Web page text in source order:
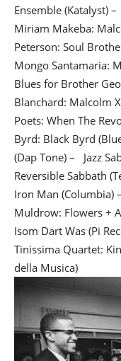
Ensemble (Katalyst)
Miriam Makeba:
Peterson: Soul
Mongo Santamaria:
Blues for Brother
Blanchard: Malcolm
Poets: When The
Byrd: Black Byrd
(Dap Tone) – Jazz
Reversible Sabbath
Iron Man
Muldrow: Flowers +
Isom Dart Was (Pi
Tinissima Quartet:
della Musica)